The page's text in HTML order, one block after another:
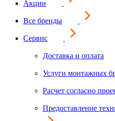
Акции
Все бренды
Сервис
Доставка и оплата
Услуги монтажных
Расчет согласно
Предоставление